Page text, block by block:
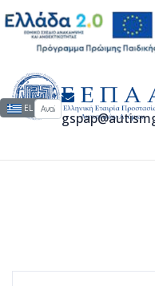
Επιλέξτε τη γλώσσα σας
EL Αναζήτηση...